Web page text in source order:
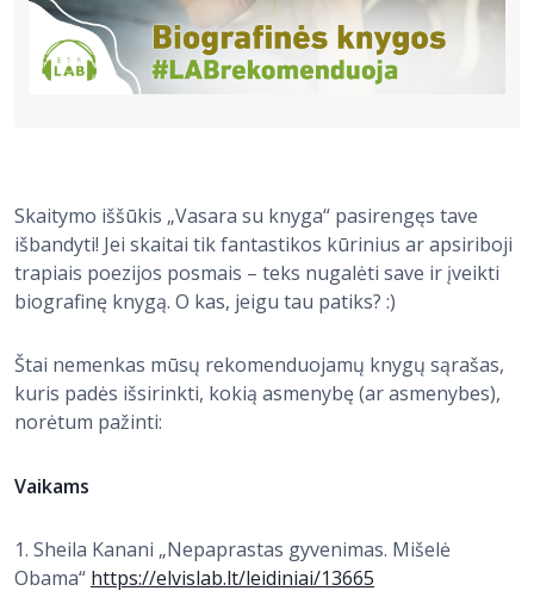
Skaitymo iššūkis „Vasara su knyga“ pasirengęs tave
išbandyti! Jei skaitai tik fantastikos kūrinius ar apsiriboji
trapiais poezijos posmais – teks nugalėti save ir įveikti
biografinę knygą. O kas, jeigu tau patiks? :)
Štai nemenkas mūsų rekomenduojamų knygų sąrašas,
kuris padės išsirinkti, kokią asmenybę (ar asmenybes),
norėtum pažinti:
Vaikams
1. Sheila Kanani „Nepaprastas gyvenimas. Mišelė
Obama“ https://elvislab.lt/leidiniai/13665